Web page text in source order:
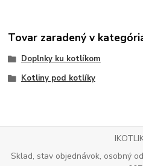
Tovar zaradený v
Doplnky ku kotlíkom
Kotliny pod kotlíky
Sklad, stav objednávok, osobný